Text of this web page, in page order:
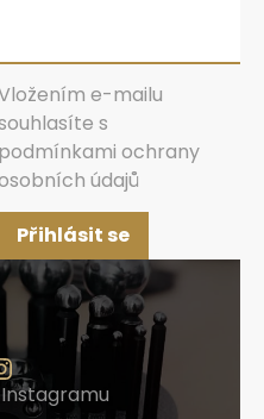
e-mailu
s
podmínkami ochrany
údajů
Přihlásit se